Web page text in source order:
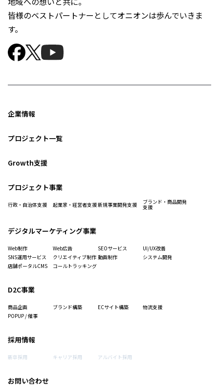
皆様のベストパートナーとしてオニオンは歩んでいきま
す。
企業情報
プロジェクト一覧
Growth支援
プロジェクト事業
行政・自治体支援 起業家・経営者支援新規事業開発支援 ブランド・商品開発
支援
デジタルマーケティング事業
Web制作 Web広告 SEOサービス
UI/UX改善
SNS運用サービス
クリエイティブ制作 動画制作
システム開発
店舗ポータルCMS
コールトラッキング
D2C事業
商品企画 ブランド構築 ECサイト構築
物流支援
POPUP / 催事
採用情報
新卒採用 キャリア採用 アルバイト採用
お問い合わせ